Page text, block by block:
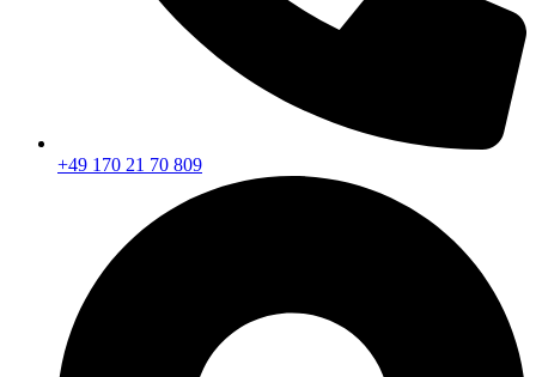
+49 170 21 70 809